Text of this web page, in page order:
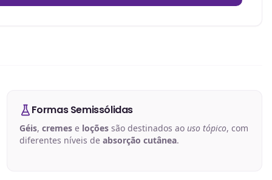
Formas Semissólidas
Géis, cremese loçõessão destinados ao uso tópico, com
diferentes níveis de absorção cutânea.